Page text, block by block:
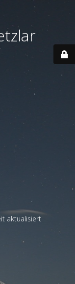
aktualisiert